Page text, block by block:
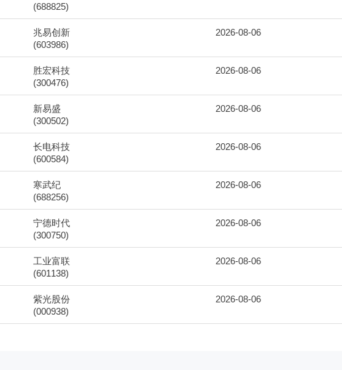
(688825)
兆易创新
(603986)
2026-08-06
胜宏科技
(300476)
2026-08-06
新易盛
(300502)
2026-08-06
长电科技
(600584)
2026-08-06
寒武纪
(688256)
2026-08-06
宁德时代
(300750)
2026-08-06
工业富联
(601138)
2026-08-06
紫光股份
(000938)
2026-08-06